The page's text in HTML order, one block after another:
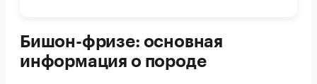
Бишон-фризе: основная
информация о породе